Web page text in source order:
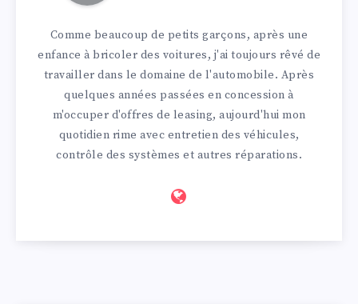
Comme beaucoup de petits garçons, après une
enfance à bricoler des voitures, j'ai toujours rêvé de
travailler dans le domaine de l'automobile. Après
quelques années passées en concession à
m'occuper d'offres de leasing, aujourd'hui mon
quotidien rime avec entretien des véhicules,
contrôle des systèmes et autres réparations.